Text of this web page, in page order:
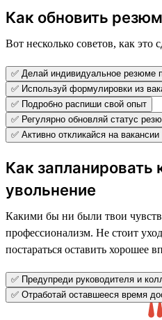
Как обновить
Вот несколько советов, как это
✅ Делай индивидуальное резюме
✅ Используй формулировки из
✅ Подробно распиши свой опыт
✅ Регулярно обновляй статус
✅ Активно откликайся на вакансии
Как запланировать
увольнение
Какими бы ни были твои
профессионализм. Не стоит
постараться оставить хорошее
✅ Предупреди руководителя и
✅ Отработай оставшееся время